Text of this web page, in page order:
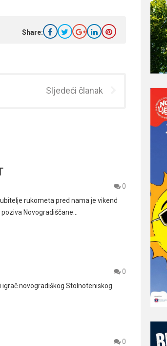
Share:
Sljedeći članak
0
rukometa pred nama je vikend
Novogradiščane…
0
novogradiškog Stolnoteniskog
0